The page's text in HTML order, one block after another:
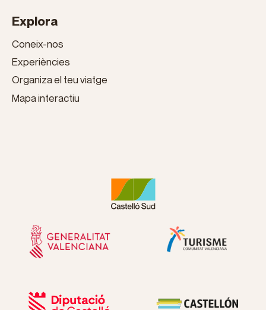
Explora
Coneix-nos
Experiències
Organiza el teu viatge
Mapa interactiu